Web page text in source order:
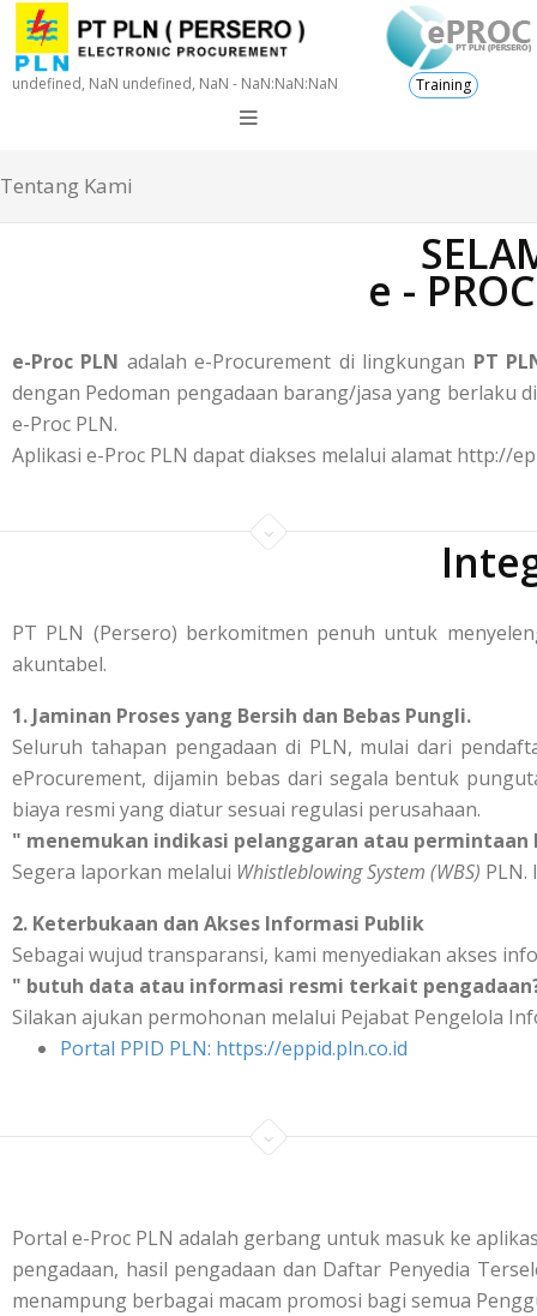
undefined, NaN undefined, NaN - NaN:NaN:NaN Training
Tentang Kami
e -
e-Proc PLN adalah e-Procurement di lingkungan PT
dengan Pedoman pengadaan barang/jasa yang berlaku
e-Proc PLN.
Aplikasi e-Proc PLN dapat diakses melalui alamat http://
PT PLN (Persero) berkomitmen penuh untuk
akuntabel.
1. Jaminan Proses yang Bersih dan Bebas Pungli.
Seluruh tahapan pengadaan di PLN, mulai dari
eProcurement, dijamin bebas dari segala bentuk
biaya resmi yang diatur sesuai regulasi perusahaan.
" menemukan indikasi pelanggaran atau
Segera laporkan melalui Whistleblowing System (WBS) PLN.
2. Keterbukaan dan Akses Informasi Publik
Sebagai wujud transparansi, kami menyediakan akses
" butuh data atau informasi resmi terkait
Silakan ajukan permohonan melalui Pejabat Pengelola
Portal PPID PLN: https://eppid.pln.co.id
Portal e-Proc PLN adalah gerbang untuk masuk ke
pengadaan, hasil pengadaan dan Daftar Penyedia
menampung berbagai macam promosi bagi semua